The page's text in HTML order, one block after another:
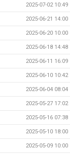
2025-07-02 10:49
2025-06-21 14:00
2025-06-20 10:00
2025-06-18 14:48
2025-06-11 16:09
2025-06-10 10:42
2025-06-04 08:04
2025-05-27 17:02
2025-05-16 07:38
2025-05-10 18:00
2025-05-09 10:00